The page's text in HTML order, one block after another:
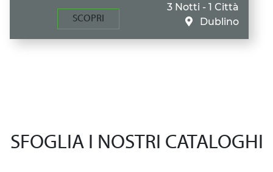
SCOPRI
3 Notti - 1 Città
Dublino
SFOGLIA I NOSTRI CATALOGHI